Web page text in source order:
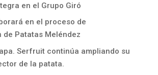
en el Grupo Giró
en el proceso de
de Patatas Meléndez
Serfruit continúa ampliando su
de la patata.